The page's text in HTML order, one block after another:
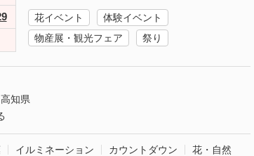
花イベント
体験イベント
物産展・観光フェア
祭り
高知県
イルミネーション カウントダウン
花・自然